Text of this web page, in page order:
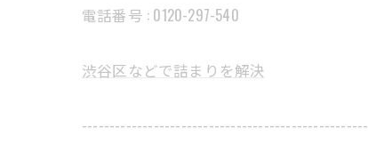
電話番号 : 0120-297-540
渋谷区などで詰まりを解決